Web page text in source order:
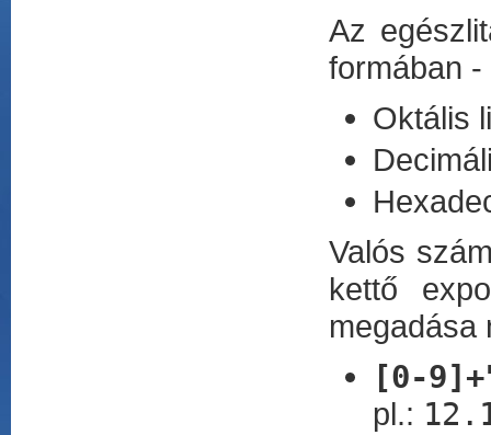
Az
formában
Oktális
Valós
kettő
megadása
[0-
pl.: